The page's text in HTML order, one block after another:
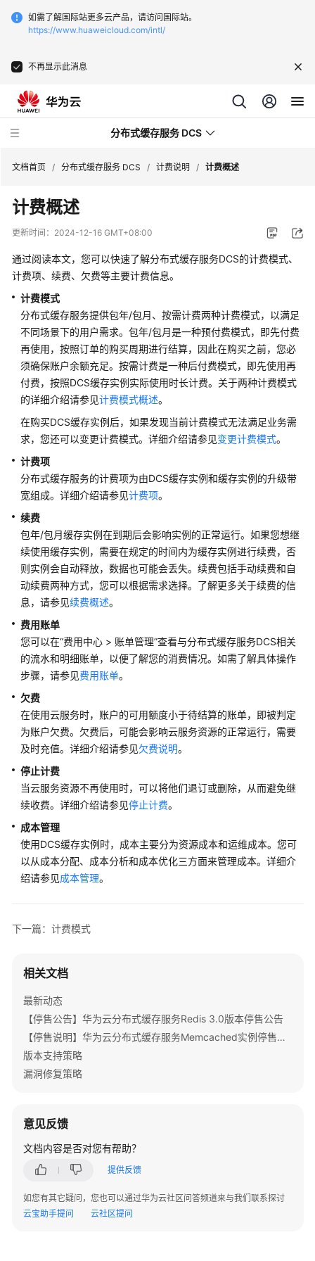
如需了解国际站更多云产品，请访问国际站。
https://www.huaweicloud.com/intl/
不再显示此消息
分布式缓存服务 DCS
最
新
态
服
务
公
告
产
品
介
绍
计
费
说
明
费
概
述
计
费
模
式
费
项
变
更
计
费
模
式
续
费
账
费
说
明
停
止
成
管
计
文档首页 / 分布式缓存服务 DCS / 计费说明 / 计费概述
计费概述
更新时间： 2024-12-16 GMT+08:00
通过阅读本文，您可以快速了解分布式缓存服务DCS的计费模式、
计费项、续费、欠费等主要计费信息。
计费模式
分布式缓存服务提供包年/包月、按需计费两种计费模式，以满足
不同场景下的用户需求。包年/包月是一种预付费模式，即先付费
再使用，按照订单的购买周期进行结算，因此在购买之前，您必
须确保账户余额充足。按需计费是一种后付费模式，即先使用再
付费，按照DCS缓存实例实际使用时长计费。关于两种计费模式
的详细介绍请参见计费模式概述。
在购买DCS缓存实例后，如果发现当前计费模式无法满足业务需
求，您还可以变更计费模式。详细介绍请参见变更计费模式。
计费项
分布式缓存服务的计费项为由DCS缓存实例和缓存实例的升级带
宽组成。详细介绍请参见计费项。
续费
包年/包月缓存实例在到期后会影响实例的正常运行。如果您想继
续使用缓存实例，需要在规定的时间内为缓存实例进行续费，否
则实例会自动释放，数据也可能会丢失。续费包括手动续费和自
动续费两种方式，您可以根据需求选择。了解更多关于续费的信
息，请参见续费概述。
费用账单
您可以在“费用中心 > 账单管理”查看与分布式缓存服务DCS相关
的流水和明细账单，以便了解您的消费情况。如需了解具体操作
步骤，请参见费用账单。
欠费
在使用云服务时，账户的可用额度小于待结算的账单，即被判定
为账户欠费。欠费后，可能会影响云服务资源的正常运行，需要
及时充值。详细介绍请参见欠费说明。
停止计费
当云服务资源不再使用时，可以将他们退订或删除，从而避免继
续收费。详细介绍请参见停止计费。
成本管理
使用DCS缓存实例时，成本主要分为资源成本和运维成本。您可
以从成本分配、成本分析和成本优化三方面来管理成本。详细介
绍请参见成本管理。
下一篇：计费模式
相关文档
最新动态
【停售公告】华为云分布式缓存服务Redis 3.0版本停售公告
【停售说明】华为云分布式缓存服务Memcached实例停售公告
版本支持策略
漏洞修复策略
意见反馈
文档内容是否对您有帮助？
提供反馈
如您有其它疑问，您也可以通过华为云社区问答频道来与我们联系探讨
云宝助手提问
云社区提问